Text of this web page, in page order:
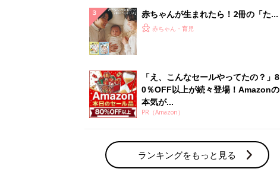
赤ちゃんが生まれたら！2冊の「たま
ひよ」
赤ちゃん・育児
「え、こんなセールやってたの？」8
0％OFF以上が続々登場！Amazonの
本気が...
PR（Amazon）
ランキングをもっと見る